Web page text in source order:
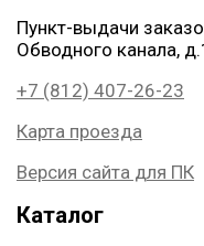
Пункт-выдачи
Обводного канала,
+7 (812) 407-26-23
Карта проезда
Версия сайта для ПК
Каталог